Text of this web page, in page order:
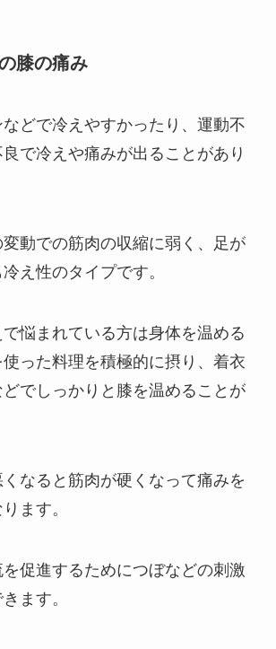
膝の痛み
どで冷えやすかったり、運動不
で冷えや痛みが出ることがあり
動での筋肉の収縮に弱く、足が
え性のタイプです。
悩まれている方は身体を温める
った料理を積極的に摂り、着衣
でしっかりと膝を温めることが
なると筋肉が硬くなって痛みを
ます。
促進するためにつぼなどの刺激
ます。